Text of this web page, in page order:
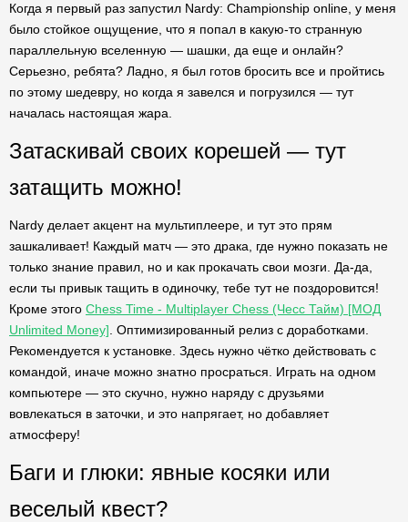
Когда я первый раз запустил Nardy: Championship online, у меня
было стойкое ощущение, что я попал в какую-то странную
параллельную вселенную — шашки, да еще и онлайн?
Серьезно, ребята? Ладно, я был готов бросить все и пройтись
по этому шедевру, но когда я завелся и погрузился — тут
началась настоящая жара.
Затаскивай своих корешей — тут
затащить можно!
Nardy делает акцент на мультиплеере, и тут это прям
зашкаливает! Каждый матч — это драка, где нужно показать не
только знание правил, но и как прокачать свои мозги. Да-да,
если ты привык тащить в одиночку, тебе тут не поздоровится!
Кроме этого Chess Time - Multiplayer Chess (Чесс Тайм) [МОД
Unlimited Money] . Оптимизированный релиз с доработками.
Рекомендуется к установке. Здесь нужно чётко действовать с
командой, иначе можно знатно просраться. Играть на одном
компьютере — это скучно, нужно наряду с друзьями
вовлекаться в заточки, и это напрягает, но добавляет
атмосферу!
Баги и глюки: явные косяки или
веселый квест?